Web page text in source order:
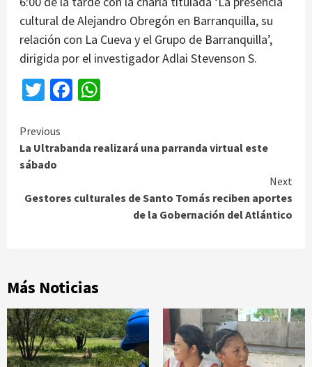
cultural de Alejandro Obregón en Barranquilla, su
relación con La Cueva y el Grupo de Barranquilla’,
dirigida por el investigador Adlai Stevenson S.
TwitterFacebook
Continue
Reading
Previous
La Ultrabanda realizará una parranda virtual este
sábado
Next
Gestores culturales de Santo Tomás reciben aportes
de la Gobernación del Atlántico
Más Noticias